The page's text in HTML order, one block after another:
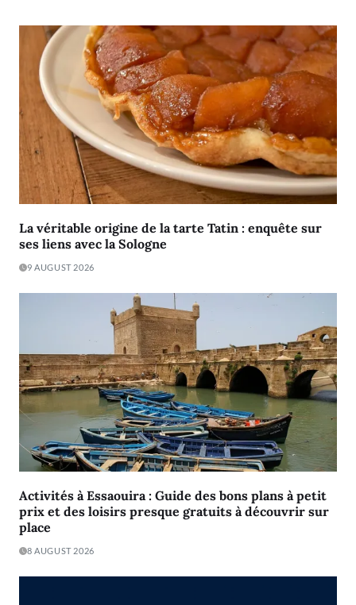
La véritable origine de la tarte Tatin : enquête sur
ses liens avec la Sologne
9 AUGUST 2026
Activités à Essaouira : Guide des bons plans à petit
prix et des loisirs presque gratuits à découvrir sur
place
8 AUGUST 2026